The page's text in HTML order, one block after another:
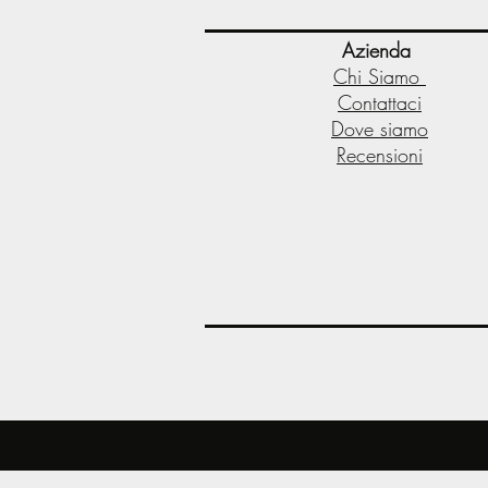
Azienda
Chi Siamo
Contattaci
Dove siamo
Recensioni